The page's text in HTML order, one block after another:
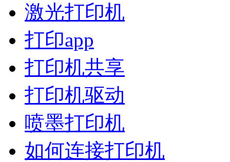
激光打印机
打印app
打印机共享
打印机驱动
喷墨打印机
如何连接打印机